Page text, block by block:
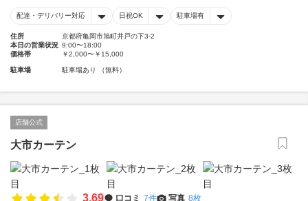
配達・デリバリー対応 日祝OK 駐車場有
住所
京都府亀岡市旭町井戸の下3-2
本日の営業状況 9:00〜18:00
価格帯
￥2,000〜￥15,000
駐車場 駐車場あり （無料）
店舗公式
大市カーテン
3.69 口コミ 7件 写真 8枚